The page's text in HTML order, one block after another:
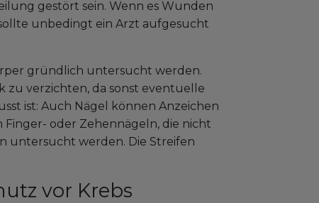
gestört sein. Wenn es Wunden
unbedingt ein Arzt aufgesucht
gründlich untersucht werden.
zu verzichten, da sonst eventuelle
ist: Auch Nägel können Anzeichen
oder Zehennägeln, die nicht
untersucht werden. Die Streifen
vor Krebs